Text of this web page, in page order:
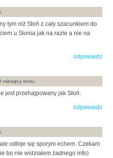
tym niż Słoń z cały szacunkiem do
u Słonia jak na razie a nie na
odpowiedz
miesięcy temu:
jest przehajpowany jak Słoń.
odpowiedz
odbije się sporym echem. Czekam
bo nie widziałem żadnego info)